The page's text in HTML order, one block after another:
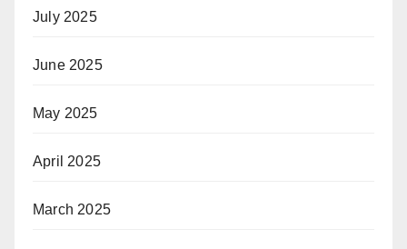
July 2025
June 2025
May 2025
April 2025
March 2025